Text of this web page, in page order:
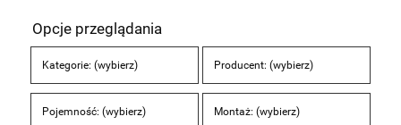
Opcje przeglądania
Kategorie: (wybierz) Producent: (wybierz)
Pojemność: (wybierz) Montaż: (wybierz)